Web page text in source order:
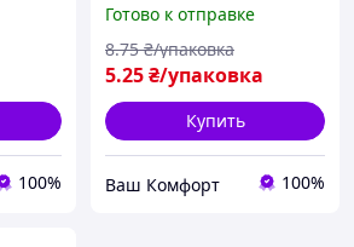
100%
Готово к отправке
5.25₴/упаковка
8.75 ₴/упаковка
Купить
Ваш Комфорт 100%